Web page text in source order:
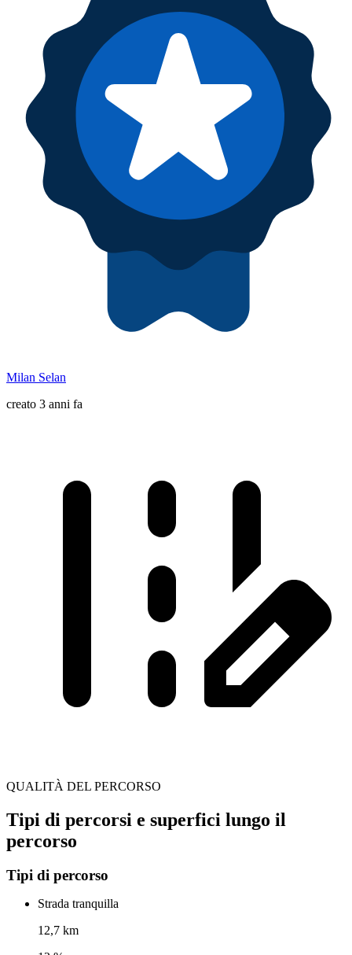
Milan Selan
creato 3 anni fa
QUALITÀ DEL PERCORSO
Tipi di percorsi e superfici lungo il
percorso
Tipi di percorso
Strada tranquilla
12,7 km